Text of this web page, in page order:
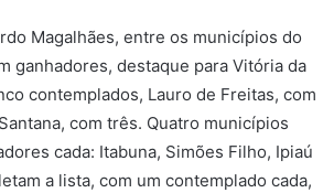
Magalhães, entre os municípios do
ganhadores, destaque para Vitória da
contemplados, Lauro de Freitas, com
com três. Quatro municípios
cada: Itabuna, Simões Filho, Ipiaú
a lista, com um contemplado cada,